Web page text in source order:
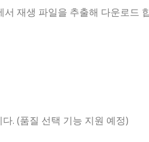
재생 파일을 추출해 다운로드
. (품질 선택 기능 지원 예정)